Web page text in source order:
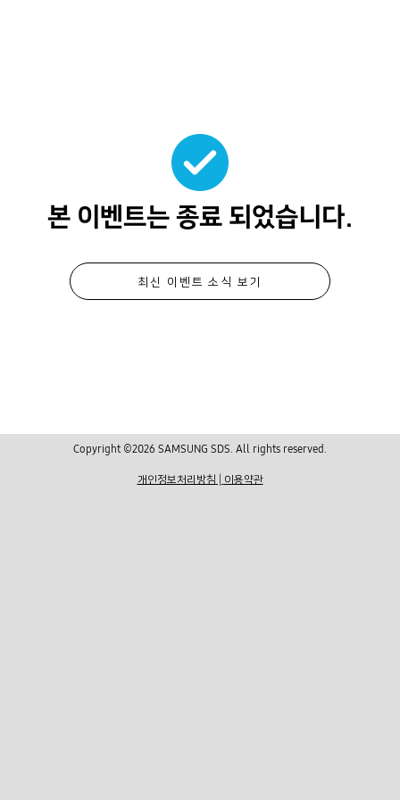
본 이벤트는 종료 되었습니다.
최신 이벤트 소식 보기
Copyright ©2026 SAMSUNG SDS. All rights reserved.
개인정보처리방침 이용약관